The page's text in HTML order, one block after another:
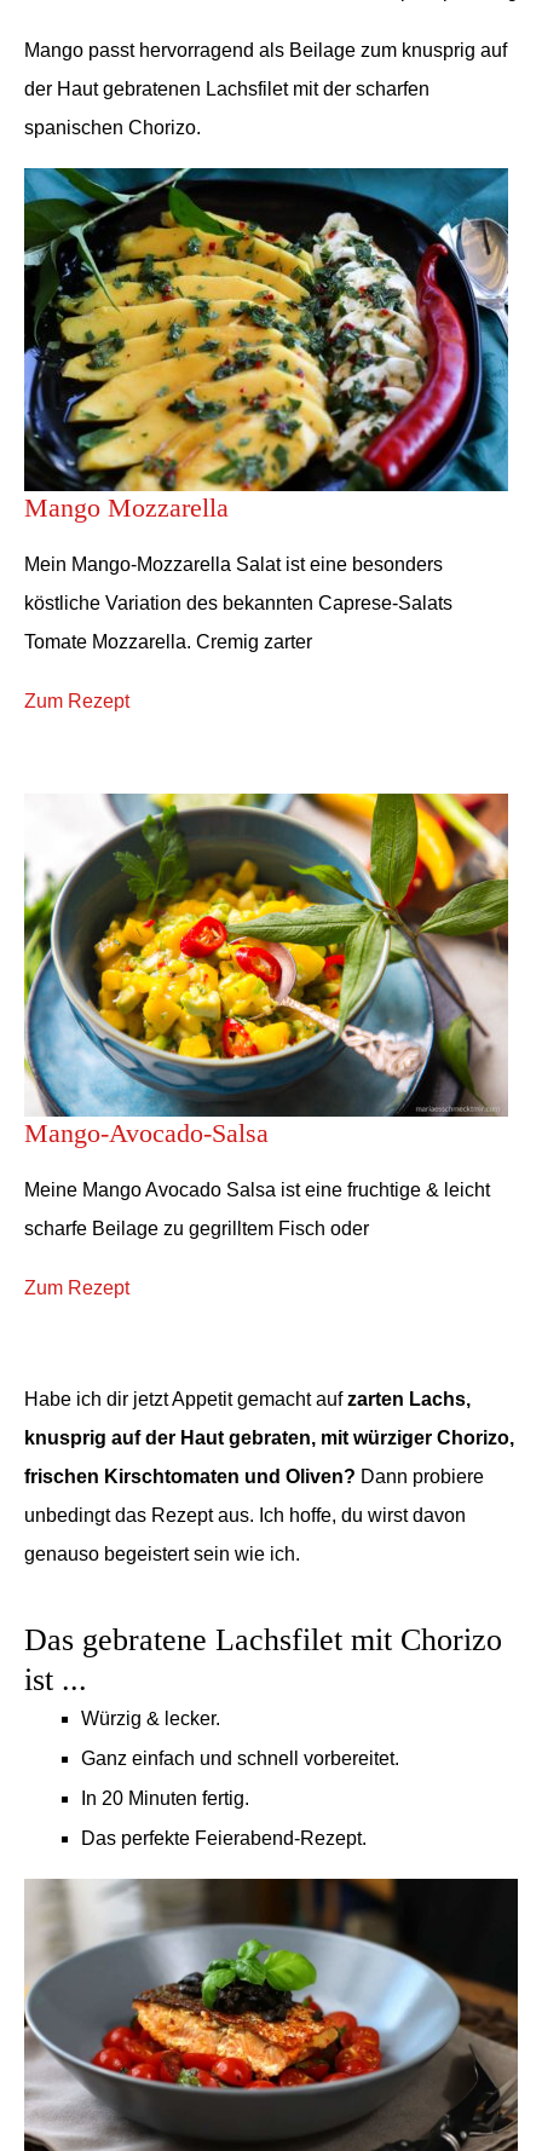
Mango passt hervorragend als Beilage zum knusprig auf
der Haut gebratenen Lachsfilet mit der scharfen
spanischen Chorizo.
Mango Mozzarella
Mein Mango-Mozzarella Salat ist eine besonders
köstliche Variation des bekannten Caprese-Salats
Tomate Mozzarella. Cremig zarter
Zum Rezept
Mango-Avocado-Salsa
Meine Mango Avocado Salsa ist eine fruchtige & leicht
scharfe Beilage zu gegrilltem Fisch oder
Zum Rezept
Habe ich dir jetzt Appetit gemacht aufzarten Lachs,
knusprig auf der Haut gebraten, mit würziger Chorizo,
frischen Kirschtomaten und Oliven? Dann probiere
unbedingt das Rezept aus. Ich hoffe, du wirst davon
genauso begeistert sein wie ich.
Das gebratene Lachsfilet mit Chorizo
ist ...
Würzig & lecker.
Ganz einfach und schnell vorbereitet.
In 20 Minuten fertig.
Das perfekte Feierabend-Rezept.